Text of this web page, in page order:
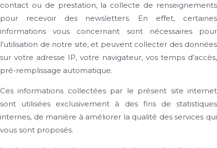
contact ou de prestation, la collecte de renseignements
pour recevoir des newsletters. En effet, certaines
informations vous concernant sont nécessaires pour
l’utilisation de notre site, et peuvent collecter des données
sur votre adresse IP, votre navigateur, vos temps d’accès,
pré-remplissage automatique.
Ces informations collectées par le présent site internet
sont utilisées exclusivement à des fins de statistiques
internes, de manière à améliorer la qualité des services qui
vous sont proposés.